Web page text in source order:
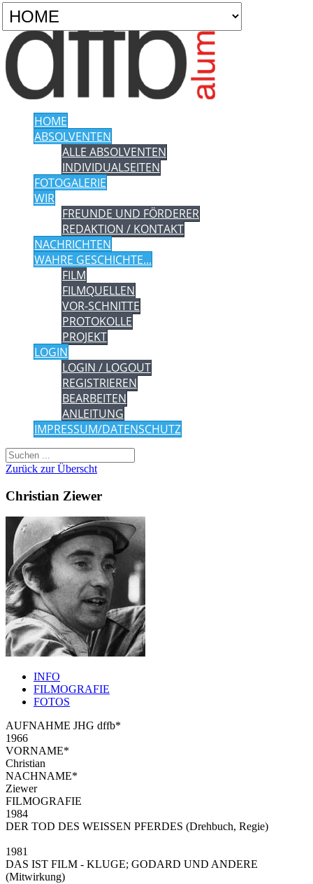
HOME
ABSOLVENTEN
ALLE ABSOLVENTEN
INDIVIDUALSEITEN
FOTOGALERIE
WIR
FREUNDE UND FÖRDERER
REDAKTION / KONTAKT
NACHRICHTEN
WAHRE GESCHICHTE...
FILM
FILMQUELLEN
VOR-SCHNITTE
PROTOKOLLE
PROJEKT
LOGIN
LOGIN / LOGOUT
REGISTRIEREN
BEARBEITEN
ANLEITUNG
IMPRESSUM/DATENSCHUTZ
Zurück zur Überscht
Christian Ziewer
INFO
FILMOGRAFIE
FOTOS
AUFNAHME JHG dffb*
1966
VORNAME*
Christian
NACHNAME*
Ziewer
FILMOGRAFIE
1984
DER TOD DES WEISSEN PFERDES (Drehbuch, Regie)
1981
DAS IST FILM - KLUGE; GODARD UND ANDERE
(Mitwirkung)